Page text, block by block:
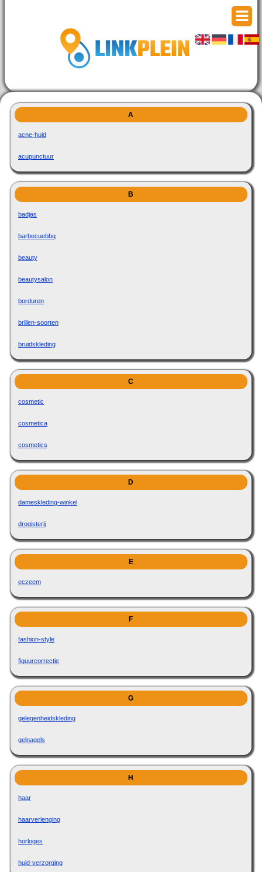
A
acne-huid
acupunctuur
B
badjas
barbecuebbq
beauty
beautysalon
borduren
brillen-soorten
bruidskleding
C
cosmetic
cosmetica
cosmetics
D
dameskleding-winkel
drogisterij
E
eczeem
F
fashion-style
figuurcorrectie
G
gelegenheidskleding
gelnagels
H
haar
haarverlenging
horloges
huid-verzorging